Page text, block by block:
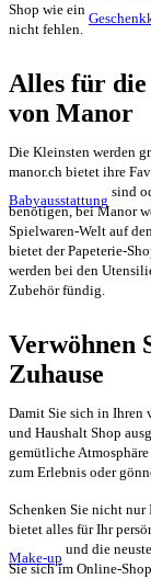
Shop wie ein
nicht fehlen.
Alles für
von Manor
Die Kleinsten werden
manor.ch bietet ihre
Babyausstattung
sind
benötigen, bei Manor
Spielwaren-Welt auf
bietet der Papeterie-
werden bei den
Zubehör fündig.
Verwöhnen
Zuhause
Damit Sie sich in Ihren
und Haushalt Shop
gemütliche
zum Erlebnis oder
Schenken Sie nicht nur
bietet alles für Ihr
Make-up
und die
Sie sich im Online-